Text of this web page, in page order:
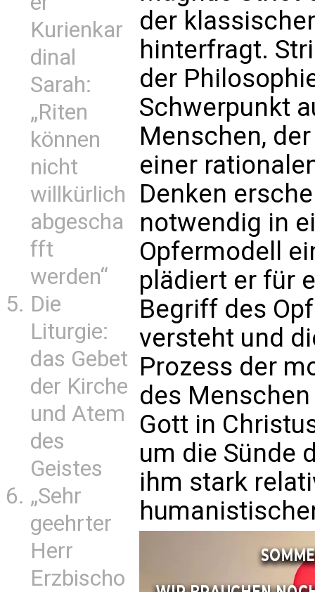
Kurienkar
dinal
Sarah:
„Riten
können
nicht
willkürlich
abgescha
fft
werden“
Die
Liturgie:
das Gebet
der Kirche
und Atem
des
Geistes
„Sehr
geehrter
Herr
Erzbischo
der
hinterfragt.
der
Schwerpunkt
Menschen,
einer
Denken
notwendig in
Opfermodell
plädiert er für
Begriff des
versteht und
Prozess der
des
Gott in
um die Sünde
ihm stark